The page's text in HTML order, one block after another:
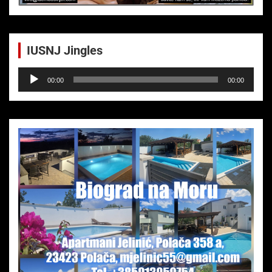
IUSNJ Jingles
Audio-
Player
00:00 00:00